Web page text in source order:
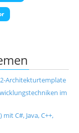
Architekturtemplate
im
C#, Java, C++,